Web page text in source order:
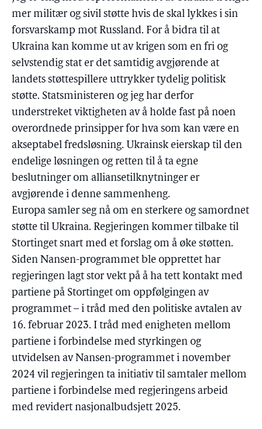
mer militær og sivil støtte hvis de skal lykkes i sin
forsvarskamp mot Russland. For å bidra til at
Ukraina kan komme ut av krigen som en fri og
selvstendig stat er det samtidig avgjørende at
landets støttespillere uttrykker tydelig politisk
støtte. Statsministeren og jeg har derfor
understreket viktigheten av å holde fast på noen
overordnede prinsipper for hva som kan være en
akseptabel fredsløsning. Ukrainsk eierskap til den
endelige løsningen og retten til å ta egne
beslutninger om alliansetilknytninger er
avgjørende i denne sammenheng.
Europa samler seg nå om en sterkere og samordnet
støtte til Ukraina. Regjeringen kommer tilbake til
Stortinget snart med et forslag om å øke støtten.
Siden Nansen-programmet ble opprettet har
regjeringen lagt stor vekt på å ha tett kontakt med
partiene på Stortinget om oppfølgingen av
programmet – i tråd med den politiske avtalen av
16. februar 2023. I tråd med enigheten mellom
partiene i forbindelse med styrkingen og
utvidelsen av Nansen-programmet i november
2024 vil regjeringen ta initiativ til samtaler mellom
partiene i forbindelse med regjeringens arbeid
med revidert nasjonalbudsjett 2025.